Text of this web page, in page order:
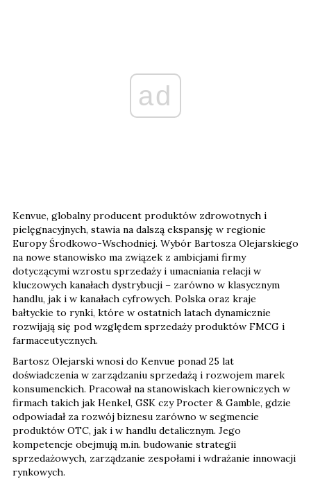
ad
Kenvue, globalny producent produktów zdrowotnych i
pielęgnacyjnych, stawia na dalszą ekspansję w regionie
Europy Środkowo-Wschodniej. Wybór Bartosza Olejarskiego
na nowe stanowisko ma związek z ambicjami firmy
dotyczącymi wzrostu sprzedaży i umacniania relacji w
kluczowych kanałach dystrybucji – zarówno w klasycznym
handlu, jak i w kanałach cyfrowych. Polska oraz kraje
bałtyckie to rynki, które w ostatnich latach dynamicznie
rozwijają się pod względem sprzedaży produktów FMCG i
farmaceutycznych.
Bartosz Olejarski wnosi do Kenvue ponad 25 lat
doświadczenia w zarządzaniu sprzedażą i rozwojem marek
konsumenckich. Pracował na stanowiskach kierowniczych w
firmach takich jak Henkel, GSK czy Procter & Gamble, gdzie
odpowiadał za rozwój biznesu zarówno w segmencie
produktów OTC, jak i w handlu detalicznym. Jego
kompetencje obejmują m.in. budowanie strategii
sprzedażowych, zarządzanie zespołami i wdrażanie innowacji
rynkowych.